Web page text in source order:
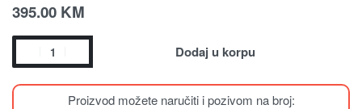
395.00 KM
Dodaj u korpu
Proizvod možete naručiti i pozivom na broj: